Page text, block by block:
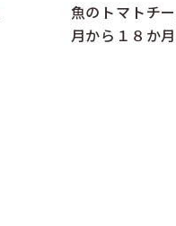
魚のトマトチ
月から１８か月